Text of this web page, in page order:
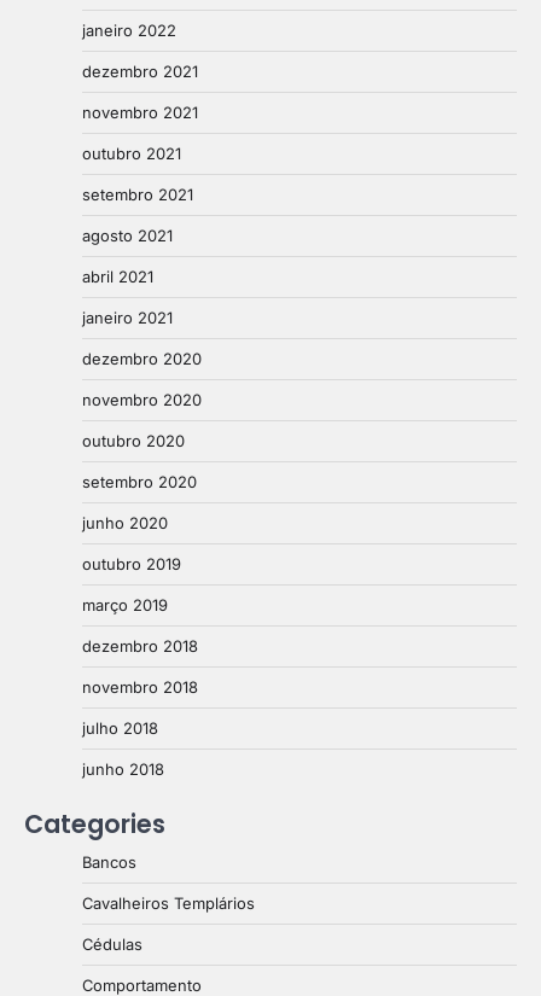
janeiro 2022
dezembro 2021
novembro 2021
outubro 2021
setembro 2021
agosto 2021
abril 2021
janeiro 2021
dezembro 2020
novembro 2020
outubro 2020
setembro 2020
junho 2020
outubro 2019
março 2019
dezembro 2018
novembro 2018
julho 2018
junho 2018
Categories
Bancos
Cavalheiros Templários
Cédulas
Comportamento